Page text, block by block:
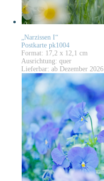
„Narzissen I“
Postkarte pk1004
Format: 17,2 x 12,1 cm
Ausrichtung: quer
Lieferbar: ab Dezember 2026